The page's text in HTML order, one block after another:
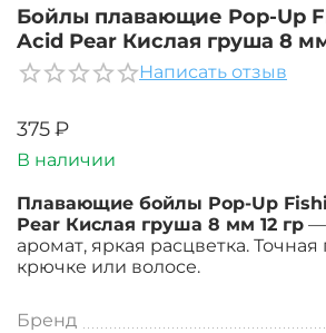
Бойлы плавающие Pop-Up
Acid Рear Кислая груша 8
Написать отзыв
‍375‍₽
В наличии
Плавающие бойлы Pop-Up
Рear Кислая груша 8 мм 12 гр —
аромат, яркая расцветка. Точная
крючке или волосе.
Бренд